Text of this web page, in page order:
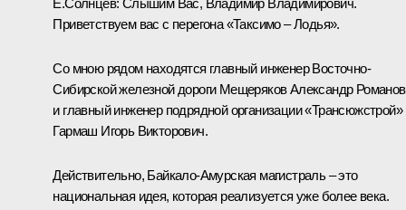
Приветствуем вас с перегона «Таксимо – Лодья».
Со мною рядом находятся главный инженер Восточно-
Сибирской железной дороги Мещеряков Александр
и главный инженер подрядной организации «Трансюжстрой»
Гармаш Игорь Викторович.
Действительно, Байкало-Амурская магистраль – это
национальная идея, которая реализуется уже более века.